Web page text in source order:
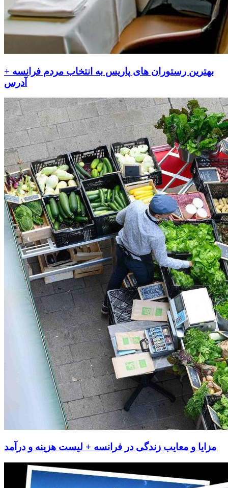
بهترین رستوران های پاریس به انتخاب مردم فرانسه +
آدرس
مزایا و معایب زندگی در فرانسه + لیست هزینه و درآمد